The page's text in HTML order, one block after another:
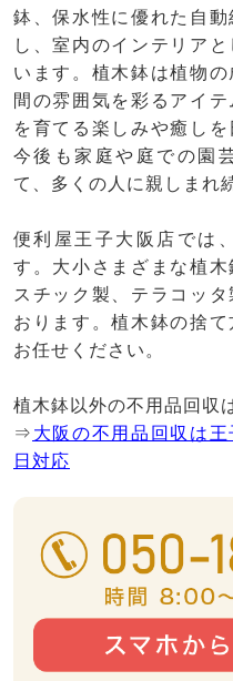
鉢、保水性に優れた自
し、室内のインテリア
います。植木鉢は植物
間の雰囲気を彩るアイ
を育てる楽しみや癒し
今後も家庭や庭での園
て、多くの人に親しまれ
便利屋王子大阪店では
す。大小さまざまな植
スチック製、テラコッ
おります。植木鉢の捨
お任せください。
植木鉢以外の不用品回収
⇒ 大阪の不用品回収は
日対応